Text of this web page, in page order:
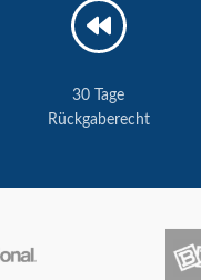
30 Tage
Rückgaberecht